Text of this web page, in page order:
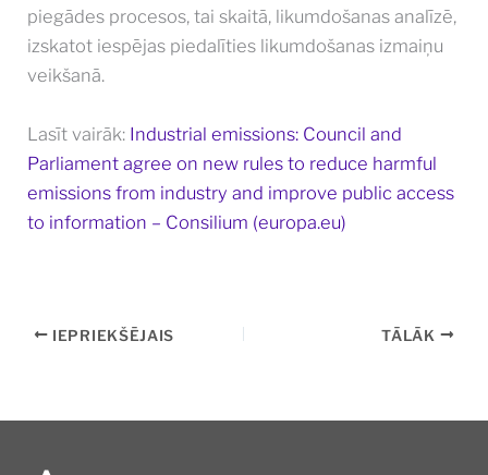
piegādes procesos, tai skaitā, likumdošanas analīzē,
izskatot iespējas piedalīties likumdošanas izmaiņu
veikšanā.
Lasīt vairāk: Industrial emissions: Council and
Parliament agree on new rules to reduce harmful
emissions from industry and improve public access
to information – Consilium (europa.eu)
IEPRIEKŠĒJAIS TĀLĀK